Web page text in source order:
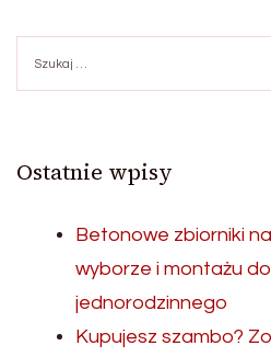
Ostatnie wpisy
Betonowe zbiorniki
wyborze i montażu
jednorodzinnego
Kupujesz szambo?